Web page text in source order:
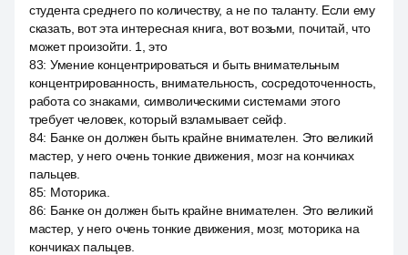
студента среднего по количеству, а не по таланту. Если ему
сказать, вот эта интересная книга, вот возьми, почитай, что
может произойти. 1, это
83: Умение концентрироваться и быть внимательным
концентрированность, внимательность, сосредоточенность,
работа со знаками, символическими системами этого
требует человек, который взламывает сейф.
84: Банке он должен быть крайне внимателен. Это великий
мастер, у него очень тонкие движения, мозг на кончиках
пальцев.
85: Моторика.
86: Банке он должен быть крайне внимателен. Это великий
мастер, у него очень тонкие движения, мозг, моторика на
кончиках пальцев.